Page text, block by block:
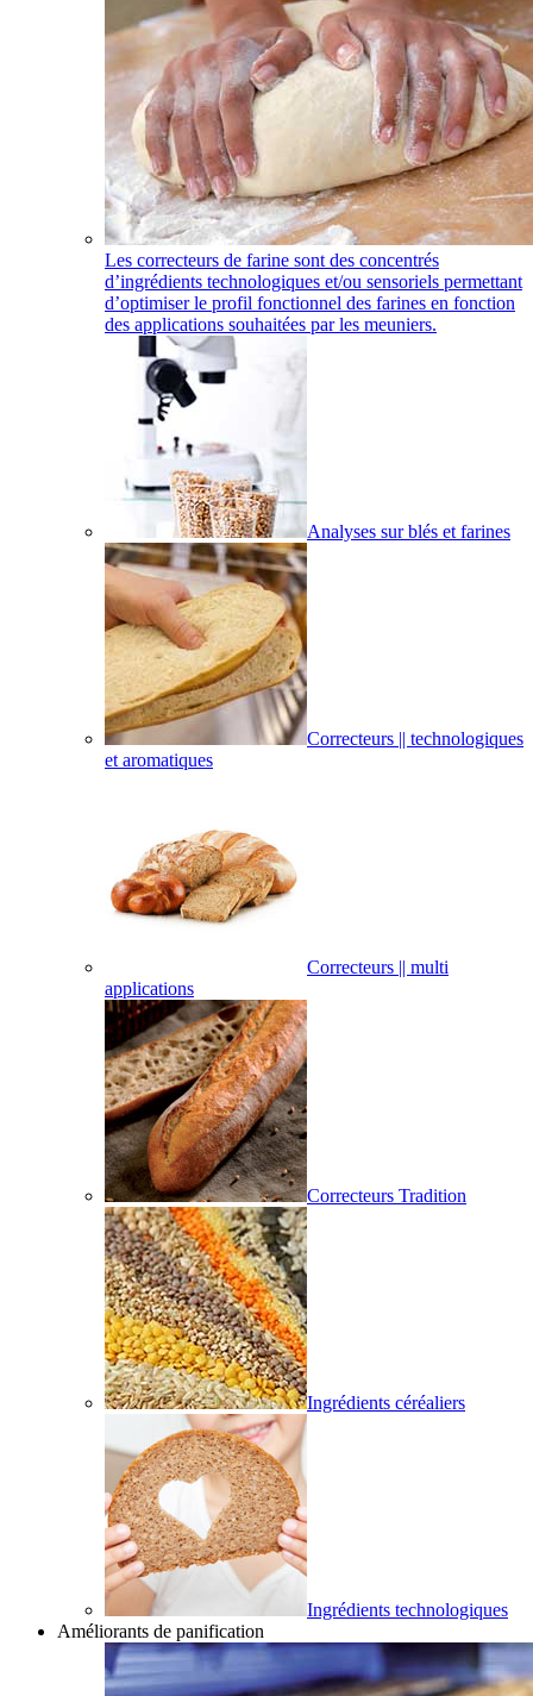
Les correcteurs de farine sont des concentrés
d’ingrédients technologiques et/ou sensoriels permettant
d’optimiser le profil fonctionnel des farines en fonction
des applications souhaitées par les meuniers.
Analyses sur blés et farines
Correcteurs || technologiques
et aromatiques
Correcteurs || multi
applications
Correcteurs Tradition
Ingrédients céréaliers
Ingrédients technologiques
Améliorants de panification